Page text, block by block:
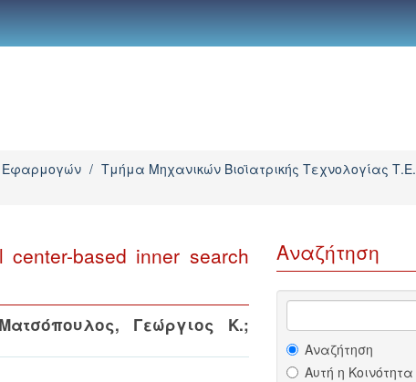
Εφαρμογών / Τμήμα Μηχανικών Βιοϊατρικής Τεχνολογίας Τ.Ε.
based inner search
Ματσόπουλος, Γεώργιος Κ.;
Αναζήτηση
Αναζήτηση
Αυτή η Κοινότητα